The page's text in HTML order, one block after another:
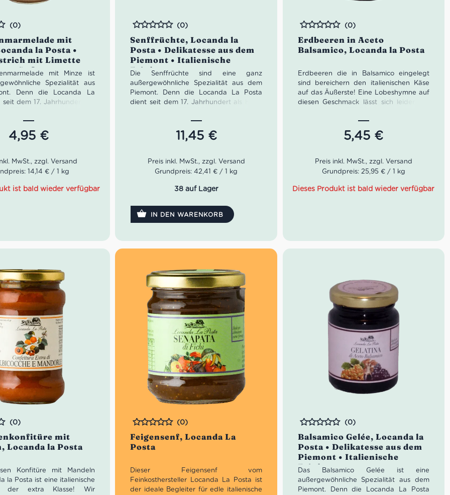
mit
la Posta •
mit Limette
• Süßes aus
(0)
mit Minze ist
Spezialität aus
Denn die Locanda La
dem 17. Jahrhundert als
Seit vielen Generationen
Familie Genovesio ihre
vorzüglichen Speisen und
Kunst. Damit die reisenden
Proviant mit adäquater
Leckereien in Gläser zu
4,95 €
14,14 € / 1 kg
ist bald wieder verfügbar
Senffrüchte, Locanda la
Posta • Delikatesse aus dem
Piemont • Italienische
Feinkost
Bewertet
(0)
Die Senffrüchte sind eine ganz
außergewöhnliche Spezialität aus dem
Piemont. Denn die Locanda La Posta
dient seit dem 17. Jahrhundert als Hotel
Durchreisende. Seit vielen Generationen
verwöhnt die Familie Genovesio ihre
Gäste mit vorzüglichen Speisen und
Regeln der Kunst. Damit die reisenden
Gäste genügend Proviant mit adäquater
Genovesio ihre Leckereien in Gläser zu
passt zu frischem Aufschnitt
11,45 €
Grundpreis: 42,41 € / 1 kg
38 auf Lager
IN DEN WARENKORB
Erdbeeren in Aceto
Balsamico, Locanda la Posta
Bewertet
(0)
Erdbeeren die in Balsamico eingelegt
sind bereichern den italienischen Käse
auf das Äußerste! Eine Lobeshymne auf
diesen Geschmack lässt sich leider nur
hast einen fantastischen, drei Jahre
alten Parmiggiano Reggiano auf den
Teller angerichtet und möchtest jetzt
entscheide dich für diese Feinkostperle.
5,45 €
Grundpreis: 25,95 € / 1 kg
Dieses Produkt ist bald wieder verfügbar
mit
Locanda la Posta
(0)
Konfitüre mit Mandeln
la Posta ist eine italienische
der extra Klasse! Wir
Feigensenf, Locanda La
Posta
Bewertet
(0)
Dieser Feigensenf vom
Feinkosthersteller Locanda La Posta ist
der ideale Begleiter für edle italienische
Balsamico Gelée, Locanda la
Posta • Delikatesse aus dem
Piemont • Italienische
Feinkost
Bewertet
(0)
Das Balsamico Gelée ist eine
außergewöhnliche Spezialität aus dem
Piemont. Denn die Locanda La Posta